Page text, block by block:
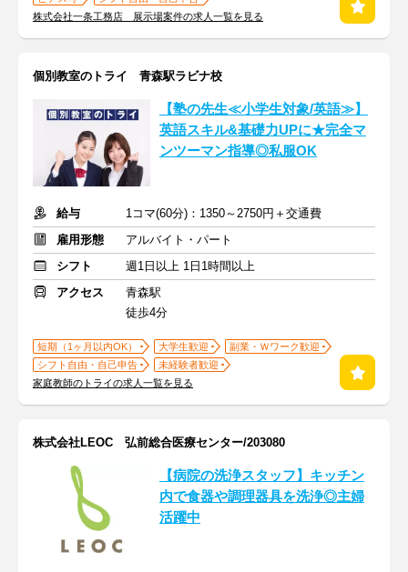
株式会社一条工務店 展示場案件の求人一覧を見る
個別教室のトライ 青森駅ラビナ校
【塾の先生≪小学生対象/英語≫】
英語スキル&基礎力UPに★完全マ
ンツーマン指導◎私服OK
給与
1コマ(60分)：1350～2750円＋交通費
雇用形態
アルバイト・パート
シフト
週1日以上 1日1時間以上
アクセス
青森駅
徒歩4分
短期（1ヶ月以内OK） 大学生歓迎
副業・Ｗワーク歓迎
シフト自由・自己申告
未経験者歓迎
家庭教師のトライの求人一覧を見る
株式会社LEOC 弘前総合医療センター/203080
【病院の洗浄スタッフ】キッチン
内で食器や調理器具を洗浄◎主婦
活躍中